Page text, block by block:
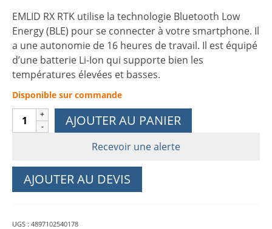
EMLID RX RTK utilise la technologie Bluetooth Low
Energy (BLE) pour se connecter à votre smartphone. Il
a une autonomie de 16 heures de travail. Il est équipé
d’une batterie Li-Ion qui supporte bien les
températures élevées et basses.
Disponible sur commande
quantité
de
RTK
AJOUTER AU PANIER
Recevoir une alerte
AJOUTER AU DEVIS
UGS : 4897102540178